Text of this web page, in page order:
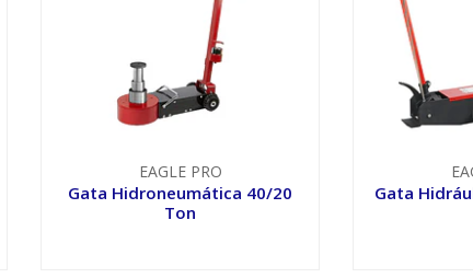
EAGLE PRO
Gata Hidroneumática 40/20
Ton
Gata